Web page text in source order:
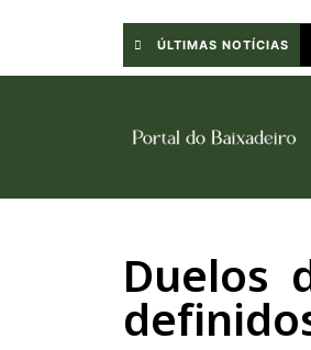
ÚLTIMAS NOTÍCIAS
Duelos